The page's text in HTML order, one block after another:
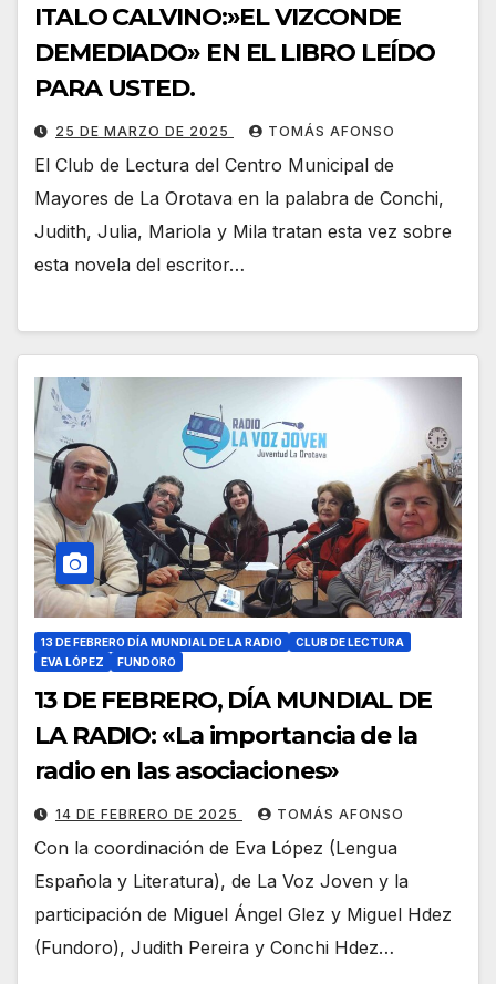
ITALO CALVINO:»EL VIZCONDE
DEMEDIADO» EN EL LIBRO LEÍDO
PARA USTED.
25 DE MARZO DE 2025 TOMÁS AFONSO
El Club de Lectura del Centro Municipal de
Mayores de La Orotava en la palabra de Conchi,
Judith, Julia, Mariola y Mila tratan esta vez sobre
esta novela del escritor…
13 DE FEBRERO DÍA MUNDIAL DE LA RADIO
CLUB DE LECTURA
EVA LÓPEZ
FUNDORO
13 DE FEBRERO, DÍA MUNDIAL DE
LA RADIO: «La importancia de la
radio en las asociaciones»
14 DE FEBRERO DE 2025 TOMÁS AFONSO
Con la coordinación de Eva López (Lengua
Española y Literatura), de La Voz Joven y la
participación de Miguel Ángel Glez y Miguel Hdez
(Fundoro), Judith Pereira y Conchi Hdez…